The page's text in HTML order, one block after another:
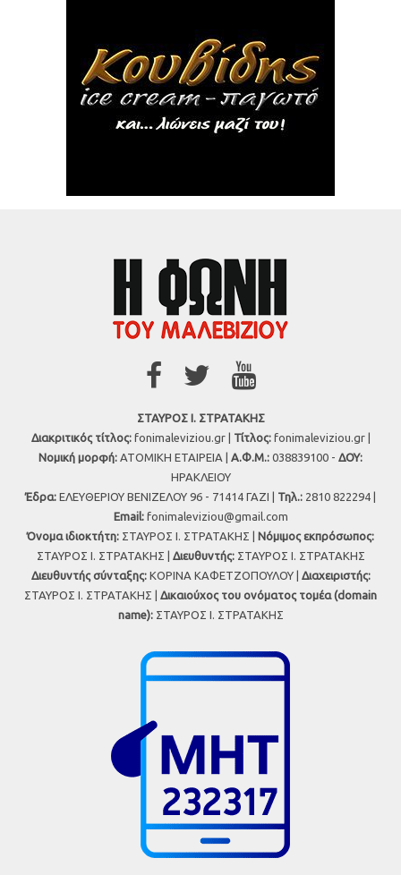
ΣΤΑΥΡΟΣ Ι. ΣΤΡΑΤΑΚΗΣ
Διακριτικός τίτλος:fonimaleviziou.gr | Τίτλος:fonimaleviziou.gr |
Νομική μορφή: ΑΤΟΜΙΚΗ ΕΤΑΙΡΕΙΑ | Α.Φ.Μ.: 038839100 - ΔΟΥ:
ΗΡΑΚΛΕΙΟΥ
Έδρα: ΕΛΕΥΘΕΡΙΟΥ ΒΕΝΙΖΕΛΟΥ 96 - 71414 ΓΑΖΙ | Τηλ.: 2810 822294 |
Εmail: fonimaleviziou@gmail.com
Όνομα ιδιοκτήτη: ΣΤΑΥΡΟΣ Ι. ΣΤΡΑΤΑΚΗΣ | Νόμιμος εκπρόσωπος:
ΣΤΑΥΡΟΣ Ι. ΣΤΡΑΤΑΚΗΣ | Διευθυντής:ΣΤΑΥΡΟΣ Ι. ΣΤΡΑΤΑΚΗΣ
Διευθυντής σύνταξης:ΚΟΡΙΝΑ ΚΑΦΕΤΖΟΠΟΥΛΟΥ | Διαχειριστής:
ΣΤΑΥΡΟΣ Ι. ΣΤΡΑΤΑΚΗΣ | Δικαιούχος του ονόματος τομέα (domain
name):ΣΤΑΥΡΟΣ Ι. ΣΤΡΑΤΑΚΗΣ